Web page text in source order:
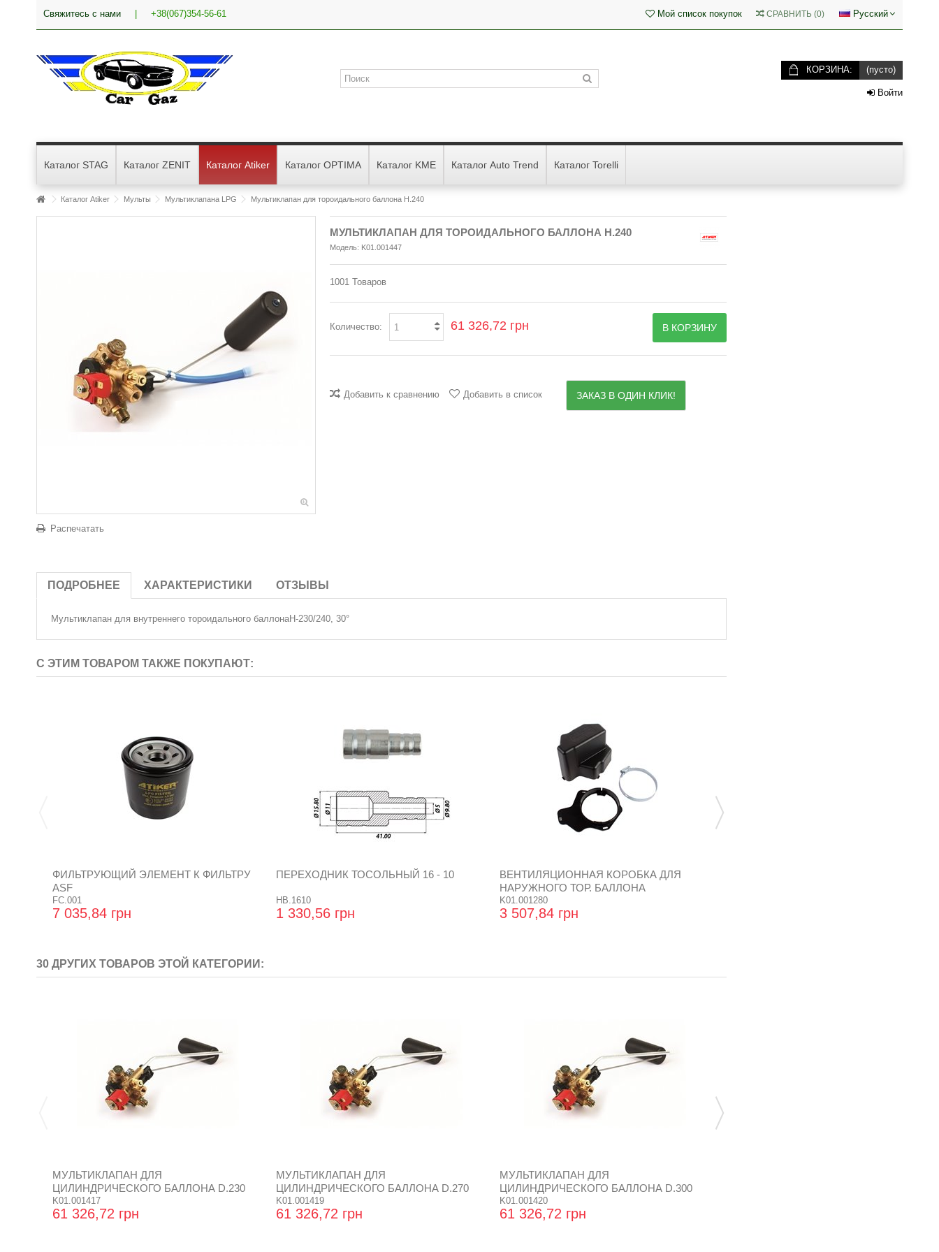
Русский
Свяжитесь с нами +38(067)354-56-61 СРАВНИТЬ (0)
Мой список покупок
КОРЗИНА: (пусто)
Войти
Каталог STAG Каталог ZENIT Каталог Atiker Каталог OPTIMA Каталог KME Каталог Auto Trend Каталог Torelli
Каталог Atiker Мульты Мультиклапана LPG Мультиклапан для тороидального баллона Н.240
Распечатать
МУЛЬТИКЛАПАН ДЛЯ ТОРОИДАЛЬНОГО БАЛЛОНА Н.240
Модель: K01.001447
1001 Товаров
В КОРЗИНУ
Количество: 61 326,72 грн
Добавить к сравнению Добавить в список ЗАКАЗ В ОДИН КЛИК!
ПОДРОБНЕЕ ХАРАКТЕРИСТИКИ ОТЗЫВЫ
Мультиклапан для внутреннего тороидального баллонаH-230/240, 30°
С ЭТИМ ТОВАРОМ ТАКЖЕ ПОКУПАЮТ:
ФИЛЬТРУЮЩИЙ ЭЛЕМЕНТ К ФИЛЬТРУ
ASF
FC.001
7 035,84 грн
ПЕРЕХОДНИК ТОСОЛЬНЫЙ 16 - 10
HB.1610
1 330,56 грн
ВЕНТИЛЯЦИОННАЯ КОРОБКА ДЛЯ
НАРУЖНОГО ТОР. БАЛЛОНА
K01.001280
3 507,84 грн
30 ДРУГИХ ТОВАРОВ ЭТОЙ КАТЕГОРИИ:
МУЛЬТИКЛАПАН ДЛЯ
ЦИЛИНДРИЧЕСКОГО БАЛЛОНА D.230
K01.001417
61 326,72 грн
МУЛЬТИКЛАПАН ДЛЯ
ЦИЛИНДРИЧЕСКОГО БАЛЛОНА D.270
K01.001419
61 326,72 грн
МУЛЬТИКЛАПАН ДЛЯ
ЦИЛИНДРИЧЕСКОГО БАЛЛОНА D.300
K01.001420
61 326,72 грн